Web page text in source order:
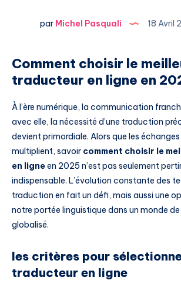
par Michel Pasquali 18 Avril
Comment choisir le
traducteur en ligne en
À l’ère numérique, la communication
avec elle, la nécessité d’une traduction
devient primordiale. Alors que les
multiplient, savoir comment choisir le
en ligneen 2025 n’est pas seulement
indispensable. L’évolution constante des
traduction en fait un défi, mais aussi une
notre portée linguistique dans un monde de
globalisé.
les critères pour
traducteur en ligne